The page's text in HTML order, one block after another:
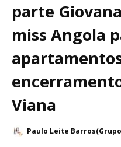
parte
miss Angola
Viana
Paulo Leite